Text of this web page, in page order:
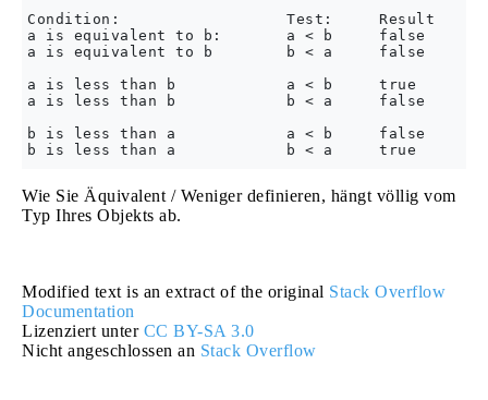
Condition:                  Test:     Result
a is equivalent to b:       a < b     false
a is equivalent to b        b < a     false
a is less than b            a < b     true
a is less than b            b < a     false
b is less than a            a < b     false
Wie Sie Äquivalent / Weniger definieren, hängt völlig vom
Typ Ihres Objekts ab.
Modified text is an extract of the original Stack Overflow
Documentation
Lizenziert unter CC BY-SA 3.0
Nicht angeschlossen an Stack Overflow